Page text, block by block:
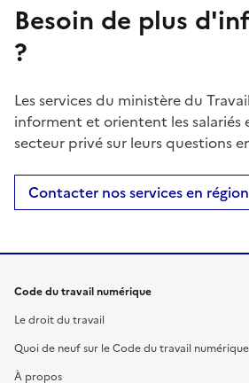
Besoin de plus
?
Les services du ministère du
informent et orientent les salariés
secteur privé sur leurs questions
Contacter nos services en région
Code du travail numérique
Le droit du travail
Quoi de neuf sur le Code du travail
À propos